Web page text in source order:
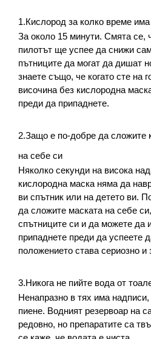
1.Кислород за колко време
За около 15 минути. Смята се,
пилотът ще успее да снижи
пътниците да могат да дишат
знаете също, че когато сте на
височина без кислородна
преди да припаднете.
2.Защо е по-добре да сложите
на себе си
Няколко секунди на висока
кислородна маска няма да
ви спътник или на детето ви.
да сложите маската на себе
спътниците си и да можете да
припаднете преди да успеете
положението става сериозно и
3.Никога не пийте вода от
Ненапразно в тях има
пиене. Водният резервоар на
редовно, но препаратите са